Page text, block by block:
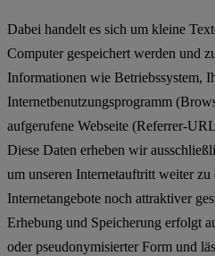
Dabei handelt es sich um kleine
Computer gespeichert werden und
Informationen wie Betriebssystem,
Internetbenutzungsprogramm
aufgerufene Webseite (Referrer-
Diese Daten erheben wir
um unseren Internetauftritt weiter
Internetangebote noch attraktiver
Erhebung und Speicherung erfolgt
oder pseudonymisierter Form und